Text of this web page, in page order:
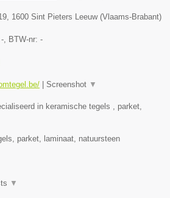
, 1600 Sint Pieters Leeuw(Vlaams-Brabant)
-, BTW-nr: -
Screenshot ▼
in keramische tegels , parket,
parket, laminaat, natuursteen
▼